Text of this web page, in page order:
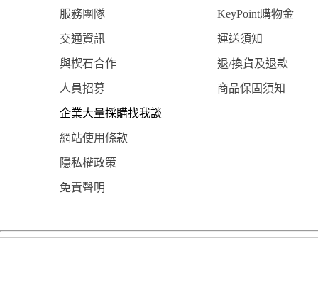
服務團隊 KeyPoint購物金
交通資訊 運送須知
與楔石合作 退/換貨及退款
人員招募 商品保固須知
企業大量採購找我談
網站使用條款
隱私權政策
免責聲明